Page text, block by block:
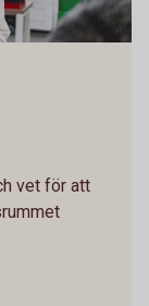
vet för att